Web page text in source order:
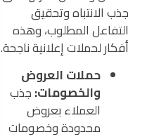
جذب الانتباه وتحقيق
التفاعل المطلوب، وهذه
أفكار لحملات إعلانية ناجحة.
حملات العروض
والخصومات:جذب
العملاء بعروض
محدودة وخصومات